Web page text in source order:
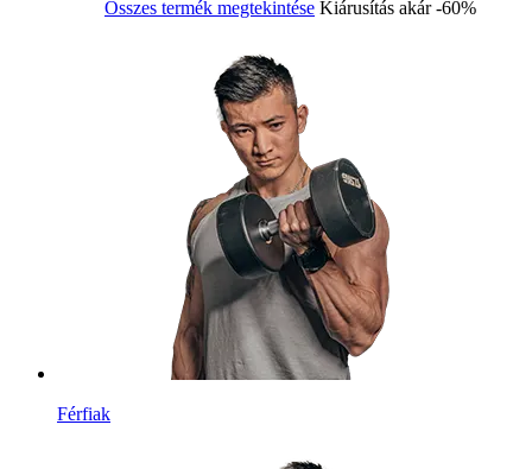
Összes termék megtekintése Kiárusítás akár -60%
Férfiak